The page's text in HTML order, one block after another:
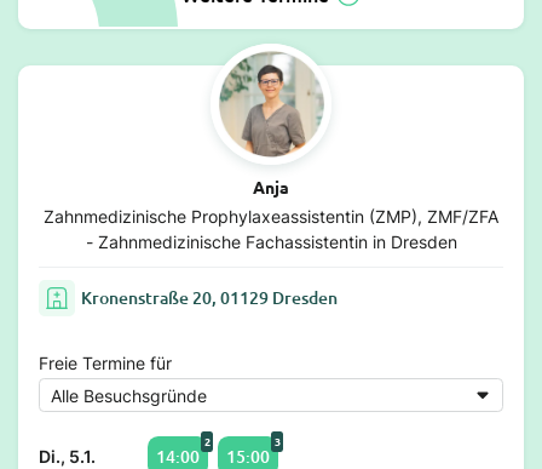
Anja
Zahnmedizinische Prophylaxeassistentin (ZMP), ZMF/ZFA
- Zahnmedizinische Fachassistentin in Dresden
Kronenstraße 20, 01129 Dresden
Freie Termine für
Di., 5.1. 14:00
2
15:00
3